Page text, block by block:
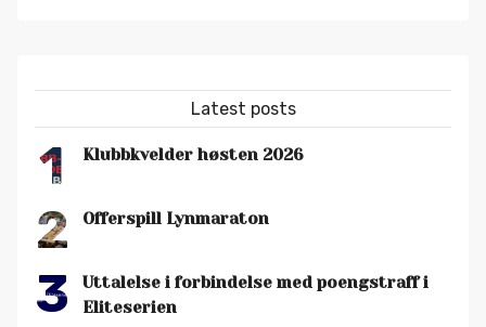
Latest posts
1 Klubbkvelder høsten 2026
2 Offerspill Lynmaraton
3
Uttalelse i forbindelse med poengstraff i
Eliteserien